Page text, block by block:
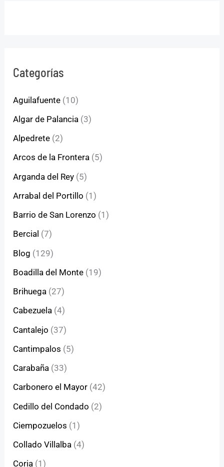
Categorías
Aguilafuente (10)
Algar de Palancia (3)
Alpedrete (2)
Arcos de la Frontera (5)
Arganda del Rey (5)
Arrabal del Portillo (1)
Barrio de San Lorenzo (1)
Bercial (7)
Blog (129)
Boadilla del Monte (19)
Brihuega (27)
Cabezuela (4)
Cantalejo (37)
Cantimpalos (5)
Carabaña (33)
Carbonero el Mayor (42)
Cedillo del Condado (2)
Ciempozuelos (1)
Collado Villalba (4)
Coria (1)